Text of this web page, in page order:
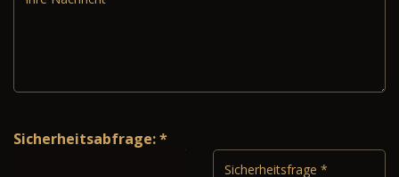
Sicherheitsabfrage: *